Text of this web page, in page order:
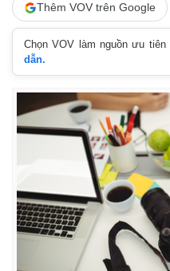
Thêm VOV trên Google
Chọn VOV làm nguồn ưu
dẫn.